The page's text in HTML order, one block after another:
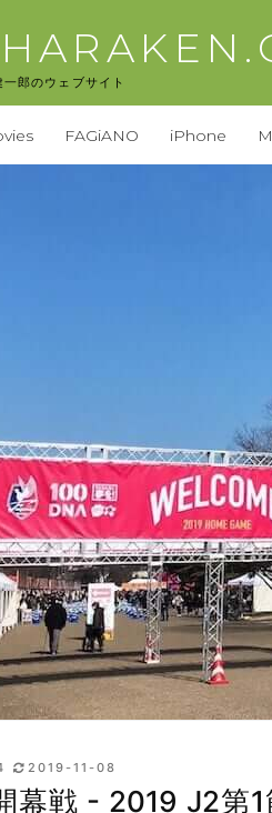
郎のウェブサイト
FAGiANO iPhone
2019-11-08
幕戦 - 2019 J2第1